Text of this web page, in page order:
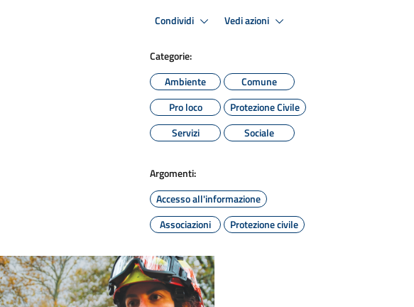
Condividi Vedi azioni
Categorie:
Ambiente
Comune
Pro loco
Protezione Civile
Servizi
Sociale
Argomenti:
Accesso all'informazione
Associazioni
Protezione civile